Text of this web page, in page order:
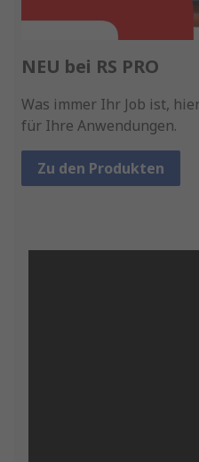
NEU bei RS PRO
Was immer Ihr Job ist,
für Ihre Anwendungen.
Zu den Produkten